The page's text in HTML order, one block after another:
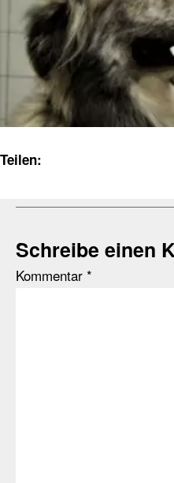
Teilen:
Schreibe einen
Kommentar *